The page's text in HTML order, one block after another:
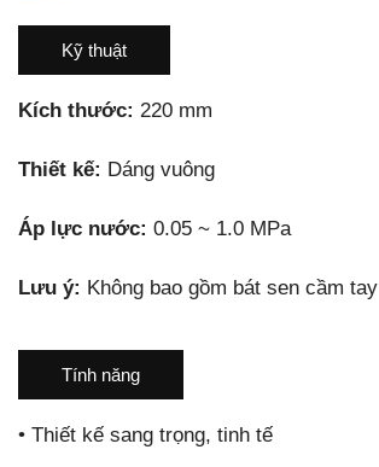
Kỹ thuật
Kích thước: 220 mm
Thiết kế: Dáng vuông
Áp lực nước: 0.05 ~ 1.0 MPa
Lưu ý: Không bao gồm bát sen cầm tay
Tính năng
•Thiết kế sang trọng, tinh tế